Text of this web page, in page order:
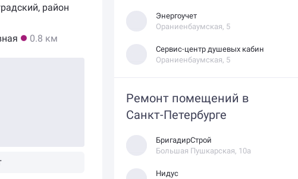
, район
0.8 км
Энергоучет
Ораниенбаумская, 5
Сервис-центр душевых кабин
Ораниенбаумская, 5
Ремонт помещений в
Санкт-Петербурге
БригадирСтрой
Большая Пушкарская, 10а
Нидус